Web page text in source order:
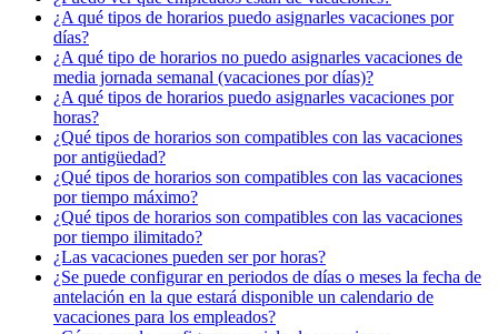
¿A qué tipos de horarios puedo asignarles vacaciones por
días?
¿A qué tipo de horarios no puedo asignarles vacaciones de
media jornada semanal (vacaciones por días)?
¿A qué tipos de horarios puedo asignarles vacaciones por
horas?
¿Qué tipos de horarios son compatibles con las vacaciones
por antigüedad?
¿Qué tipos de horarios son compatibles con las vacaciones
por tiempo máximo?
¿Qué tipos de horarios son compatibles con las vacaciones
por tiempo ilimitado?
¿Las vacaciones pueden ser por horas?
¿Se puede configurar en periodos de días o meses la fecha de
antelación en la que estará disponible un calendario de
vacaciones para los empleados?